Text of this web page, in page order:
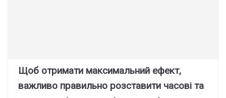
Щоб отримати максимальний ефект,
важливо правильно розставити часові та